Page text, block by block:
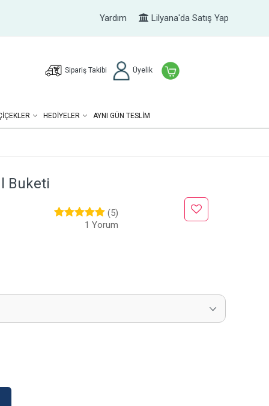
Yardım Lilyana'da Satış Yap
Sipariş Takibi Üyelik
HEDIYELER AYNI GÜN TESLİM
Buketi
(5)
1 Yorum